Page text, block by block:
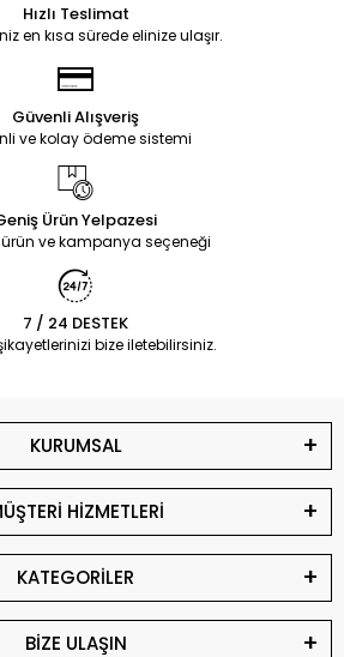
Hızlı Teslimat
en kısa sürede elinize ulaşır.
Güvenli Alışveriş
ve kolay ödeme sistemi
Ürün Yelpazesi
ve kampanya seçeneği
7 / 24 DESTEK
bize iletebilirsiniz.
KURUMSAL
HİZMETLERİ
KATEGORİLER
BİZE ULAŞIN